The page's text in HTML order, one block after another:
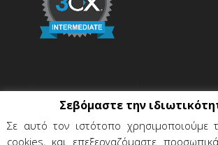
Σεβόμαστε την
Σε αυτό τον ιστότοπο χρησιμοποιούμε
cookies, και επεξεργαζόμαστε